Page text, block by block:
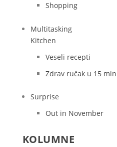
Shopping
Multitasking
Kitchen
Veseli recepti
Zdrav ručak u 15 min
Surprise
Out in November
KOLUMNE